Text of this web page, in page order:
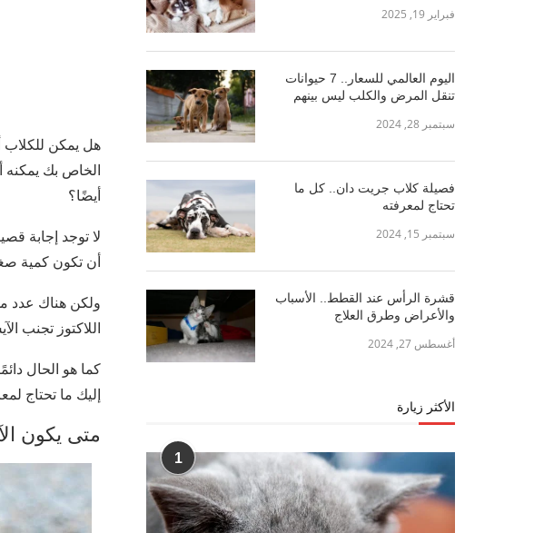
هل يمكن للكلاب
الخاص بك يمكنه
أيضًا؟
لا توجد إجابة
أن تكون كمية
ولكن هناك عدد
اللاكتوز تجنب
كما هو الحال
إليك ما تحتاج
متى يكون
فبراير 19, 2025
اليوم العالمي للسعار.. 7 حيوانات
تنقل المرض والكلب ليس بينهم
سبتمبر 28, 2024
فصيلة كلاب جريت دان.. كل ما
تحتاج لمعرفته
سبتمبر 15, 2024
قشرة الرأس عند القطط.. الأسباب
والأعراض وطرق العلاج
أغسطس 27, 2024
الأكثر زيارة
1